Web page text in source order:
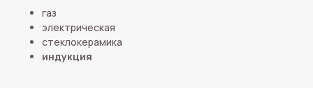
газ
электрическая
стеклокерамика
индукция